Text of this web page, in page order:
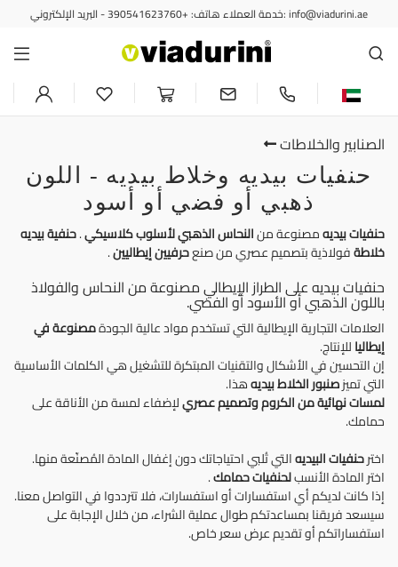
خدمة العملاء هاتف: +390541623760 - البريد الإلكتروني: info@viadurini.ae
الصنابير والخلاطات
حنفيات بيديه وخلاط بيديه - اللون
ذهبي أو فضي أو أسود
حنفيات بيديهمصنوعة منالنحاس الذهبيلأسلوب كلاسيكي.حنفية بيديه
خلاطةفولاذية بتصميم عصري من صنعحرفيين إيطاليين.
حنفيات بيديه على الطراز الإيطالي مصنوعة من النحاس والفولاذ
باللون الذهبي أو الأسود أو الفضي.
العلامات التجارية الإيطالية التي تستخدم مواد عالية الجودةمصنوعة في
إيطالياللإنتاج.
إن التحسين في الأشكال والتقنيات المبتكرة للتشغيل هي الكلمات الأساسية
التي تميزصنبور الخلاط بيديههذا.
لمسات نهائية من الكروموتصميم عصريلإضفاء لمسة من الأناقة على
حمامك.
اخترحنفيات البيديهالتي تُلبي احتياجاتك دون إغفال المادة المُصنّعة منها.
اختر المادة الأنسبلحنفيات حمامك.
إذا كانت لديكم أي استفسارات أو استفسارات، فلا تترددوا في التواصل معنا.
سيسعد فريقنا بمساعدتكم طوال عملية الشراء، من خلال الإجابة على
استفساراتكم أو تقديم عرض سعر خاص.